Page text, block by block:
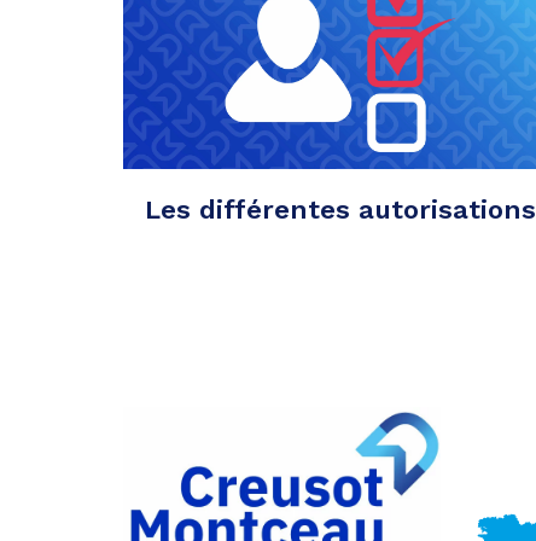
Les différentes autorisations
sur
Facebook
Partager
sur